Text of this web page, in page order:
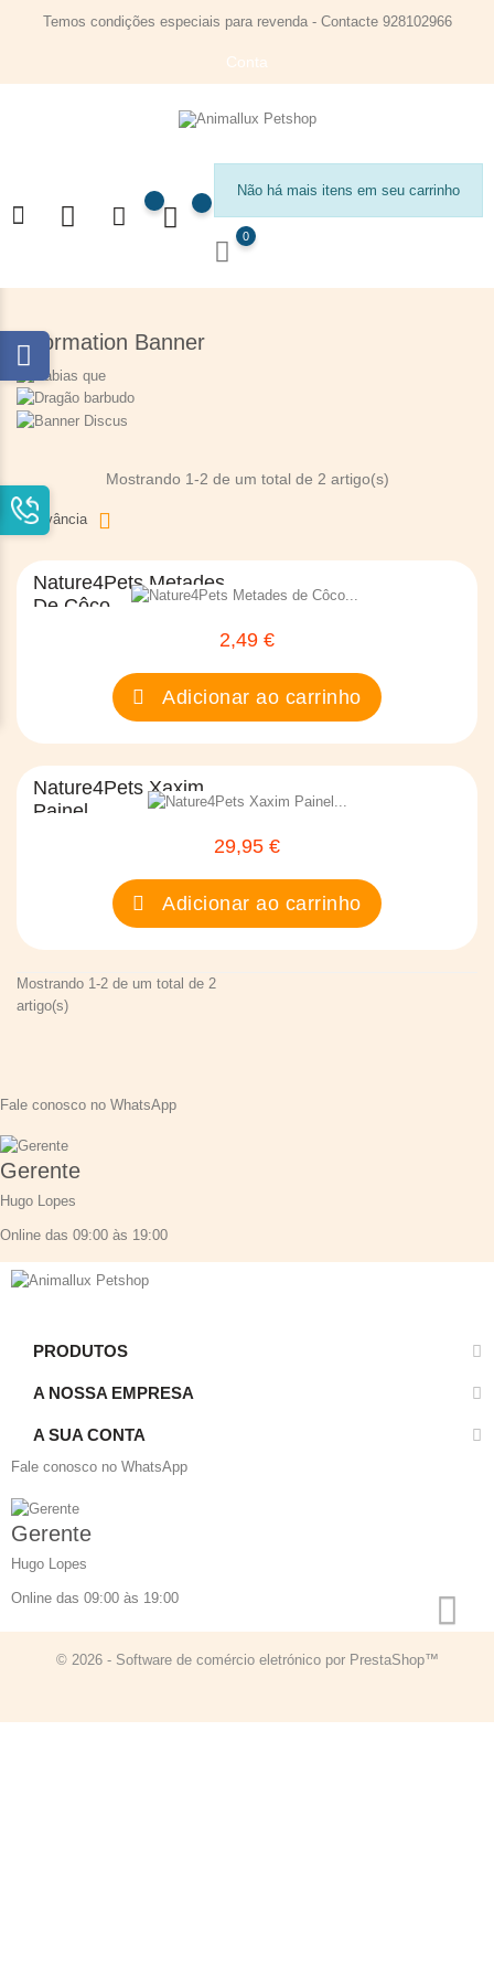
Temos condições especiais para revenda - Contacte 928102966
Conta
Não há mais itens em seu carrinho
0
Information Banner
Relevância
Mostrando 1-2 de um total de 2 artigo(s)
Nature4Pets Metades
De Côco...
2,49 €
Adicionar ao carrinho
Nature4Pets Xaxim
Painel...
29,95 €
Adicionar ao carrinho
Mostrando 1-2 de um total de 2
artigo(s)
Fale conosco no WhatsApp
Gerente
Hugo Lopes
Online das 09:00 às 19:00
PRODUTOS
A NOSSA EMPRESA
A SUA CONTA
Fale conosco no WhatsApp
Gerente
Hugo Lopes
Online das 09:00 às 19:00
© 2026 - Software de comércio eletrónico por PrestaShop™